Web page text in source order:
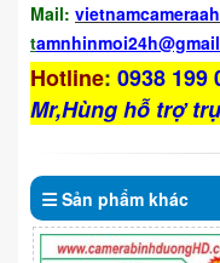
Mail:
t
Hotline: 0938 199
Mr,Hùng hỗ trợ
Sản phẩm khác